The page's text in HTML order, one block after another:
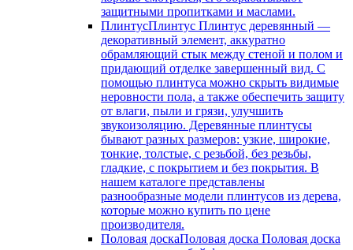
защитными пропитками и маслами.
ПлинтусПлинтус Плинтус деревянный —
декоративный элемент, аккуратно
обрамляющий стык между стеной и полом и
придающий отделке завершенный вид. С
помощью плинтуса можно скрыть видимые
неровности пола, а также обеспечить защиту
от влаги, пыли и грязи, улучшить
звукоизоляцию. Деревянные плинтусы
бывают разных размеров: узкие, широкие,
тонкие, толстые, с резьбой, без резьбы,
гладкие, с покрытием и без покрытия. В
нашем каталоге представлены
разнообразные модели плинтусов из дерева,
которые можно купить по цене
производителя.
Половая доскаПоловая доска Половая доска